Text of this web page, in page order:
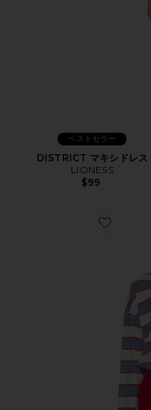
ベストセラー
DISTRICT マキシドレス
LIONESS
$99
Favorite